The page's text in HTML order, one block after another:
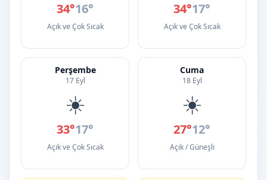
34°16°
Açık ve Çok Sıcak
34°17°
Açık ve Çok Sıcak
Perşembe
17 Eyl
☀️
33°17°
Açık ve Çok Sıcak
Cuma
18 Eyl
☀️
27°12°
Açık / Güneşli